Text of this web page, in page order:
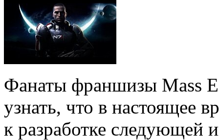
Фанаты франшизы Mass
узнать, что в настоящее
к разработке